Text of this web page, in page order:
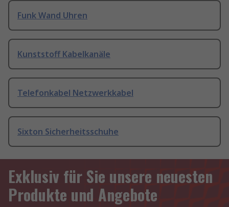
Funk Wand Uhren
Kunststoff Kabelkanäle
Telefonkabel Netzwerkkabel
Sixton Sicherheitsschuhe
Exklusiv für Sie unsere neuesten
Produkte und Angebote